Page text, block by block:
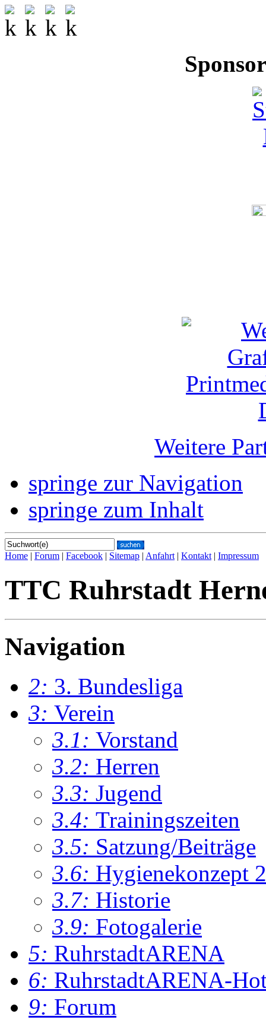
Weitere
springe zur Navigation
springe zum Inhalt
Home | Forum | Facebook | Sitemap | Anfahrt | Kontakt | Impressum
TTC Ruhrstadt
Navigation
2: 3. Bundesliga
3: Verein
3.1: Vorstand
3.2: Herren
3.3: Jugend
3.4: Trainingszeiten
3.5: Satzung/Beiträge
3.6: Hygienekonzept
3.7: Historie
3.9: Fotogalerie
5: RuhrstadtARENA
6: RuhrstadtARENA-
9: Forum